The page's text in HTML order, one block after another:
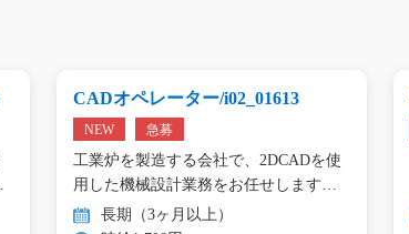
CADオペレーター/i02_01613
NEW 急募
工業炉を製造する会社で、2DCADを使
用した機械設計業務をお任せします。
…
長期（3ヶ月以上）